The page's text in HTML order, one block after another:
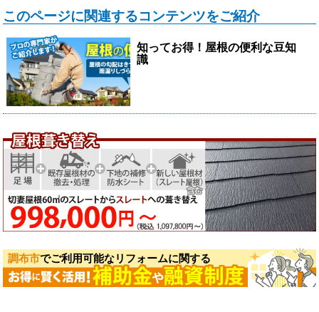
このページに関連するコンテンツをご紹介
知ってお得！屋根の便利な豆知
識
調布市でご利用可能なリフォームに関する